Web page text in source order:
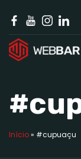
Início» #cupuaçu